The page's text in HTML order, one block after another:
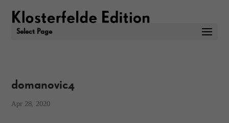
Select Page
domanovic4
Apr 28, 2020